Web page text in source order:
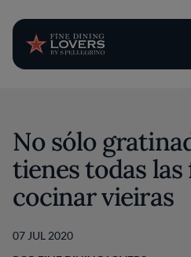
No sólo
tienes todas las
cocinar vieiras
07 JUL 2020